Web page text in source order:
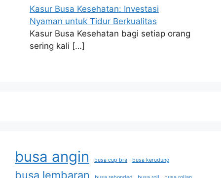
Kasur Busa Kesehatan: Investasi
Nyaman untuk Tidur Berkualitas
Kasur Busa Kesehatan bagi setiap orang
sering kali […]
busa angin busa cup bra busa kerudung
busa lembaran